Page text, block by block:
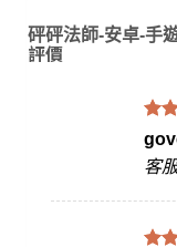
砰砰法師-安卓-手
評價
評
分
客